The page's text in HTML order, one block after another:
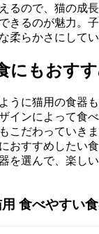
るので、猫の成
きるのが魅力。
柔らかさにしてい
にもおす
うに猫用の食器
インによって食
こだわっていき
おすすめしたい
を選んで、楽し
食べやすい食